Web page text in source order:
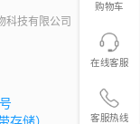
科技有限公司
购物车
在线客服
客服热线